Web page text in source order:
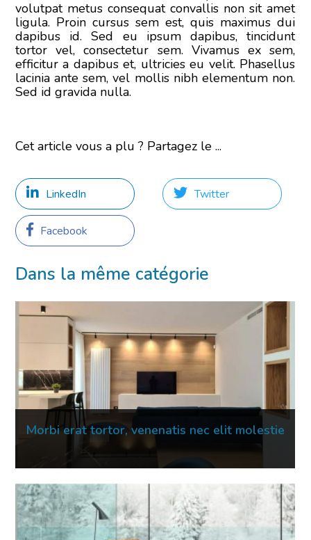
volutpat metus consequat convallis non sit amet
ligula. Proin cursus sem est, quis maximus dui
dapibus id. Sed eu ipsum dapibus, tincidunt
tortor vel, consectetur sem. Vivamus ex sem,
efficitur a dapibus et, ultricies eu velit. Phasellus
lacinia ante sem, vel mollis nibh elementum non.
Sed id gravida nulla.
Cet article vous a plu ? Partagez le ...
LinkedIn Twitter
Facebook
Dans la même catégorie
Morbi erat tortor, venenatis nec elit molestie
16 Mar 2023